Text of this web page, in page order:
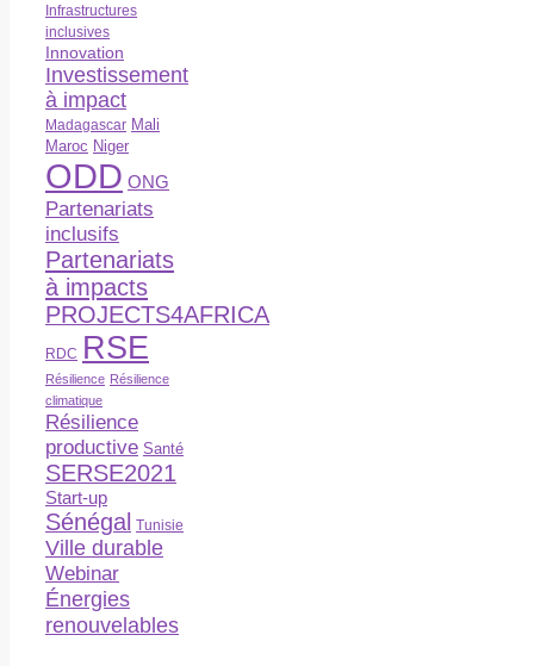
Infrastructures
inclusives
Innovation
Investissement
à impact
Madagascar Mali
Maroc Niger
ODD ONG
Partenariats
inclusifs
Partenariats
à impacts
PROJECTS4AFRICA
RDC RSE
Résilience Résilience
climatique
Résilience
productive Santé
SERSE2021
Start-up
Sénégal Tunisie
Ville durable
Webinar
Énergies
renouvelables